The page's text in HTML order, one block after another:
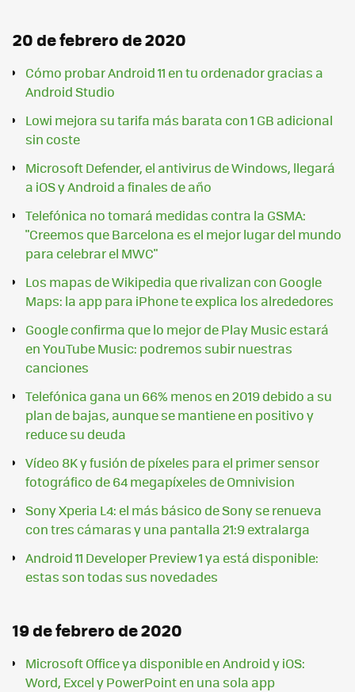
20 de febrero de 2020
Cómo probar Android 11 en tu ordenador gracias a
Android Studio
Lowi mejora su tarifa más barata con 1 GB adicional
sin coste
Microsoft Defender, el antivirus de Windows, llegará
a iOS y Android a finales de año
Telefónica no tomará medidas contra la GSMA:
"Creemos que Barcelona es el mejor lugar del mundo
para celebrar el MWC"
Los mapas de Wikipedia que rivalizan con Google
Maps: la app para iPhone te explica los alrededores
Google confirma que lo mejor de Play Music estará
en YouTube Music: podremos subir nuestras
canciones
Telefónica gana un 66% menos en 2019 debido a su
plan de bajas, aunque se mantiene en positivo y
reduce su deuda
Vídeo 8K y fusión de píxeles para el primer sensor
fotográfico de 64 megapíxeles de Omnivision
Sony Xperia L4: el más básico de Sony se renueva
con tres cámaras y una pantalla 21:9 extralarga
Android 11 Developer Preview 1 ya está disponible:
estas son todas sus novedades
19 de febrero de 2020
Microsoft Office ya disponible en Android y iOS:
Word, Excel y PowerPoint en una sola app